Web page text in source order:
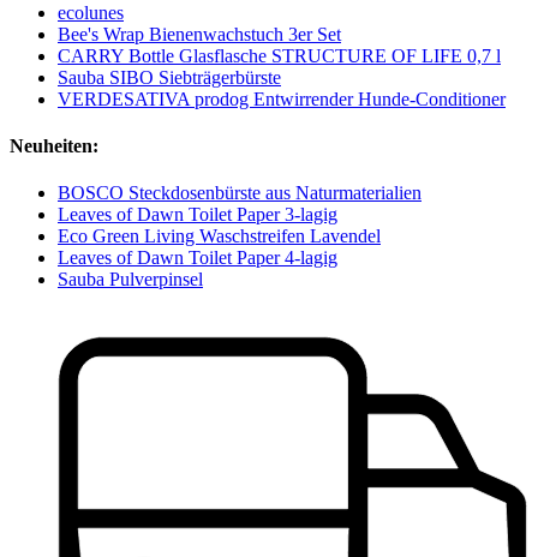
ecolunes
Bee's Wrap Bienenwachstuch 3er Set
CARRY Bottle Glasflasche STRUCTURE OF LIFE 0,7 l
Sauba SIBO Siebträgerbürste
VERDESATIVA prodog Entwirrender Hunde-Conditioner
Neuheiten:
BOSCO Steckdosenbürste aus Naturmaterialien
Leaves of Dawn Toilet Paper 3-lagig
Eco Green Living Waschstreifen Lavendel
Leaves of Dawn Toilet Paper 4-lagig
Sauba Pulverpinsel